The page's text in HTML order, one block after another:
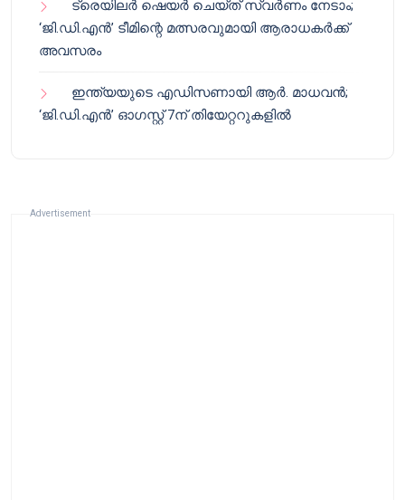
ട്രെയിലർ ഷെയർ ചെയ്‌ത് സ്വർണം നേടാം;
‘ജി.ഡി.എൻ’ ടീമിന്റെ മത്സരവുമായി ആരാധകർക്ക്
അവസരം
ഇന്ത്യയുടെ എഡിസണായി ആർ. മാധവൻ;
‘ജി.ഡി.എൻ’ ഓഗസ്റ്റ് 7ന് തിയേറ്ററുകളിൽ
Advertisement